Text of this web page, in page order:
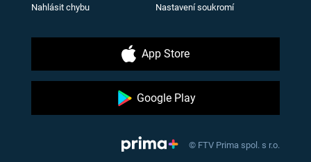
Nahlásit chybu Nastavení soukromí
App Store
Google Play
© FTV Prima spol. s r.o.